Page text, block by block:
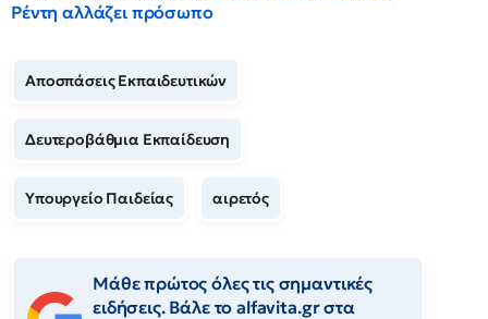
Ρέντη αλλάζει πρόσωπο
Αποσπάσεις Εκπαιδευτικών
Δευτεροβάθμια Εκπαίδευση
Υπουργείο Παιδείας αιρετός
Μάθε πρώτος όλες τις σημαντικές
ειδήσεις. Βάλε το alfavita.gr στα